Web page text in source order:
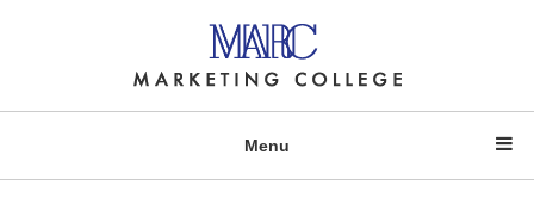
Menu